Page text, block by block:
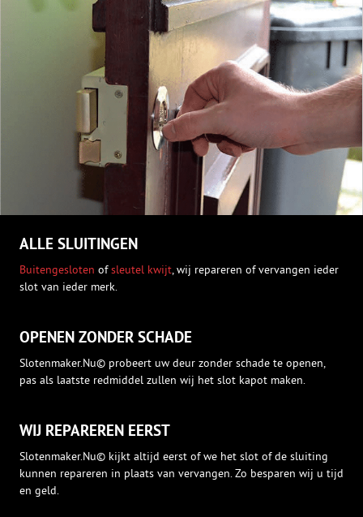
ALLE SLUITINGEN
Buitengesloten ofsleutel kwijt, wij repareren of vervangen ieder
slot van ieder merk.
OPENEN ZONDER SCHADE
Slotenmaker.Nu© probeert uw deur zonder schade te openen,
pas als laatste redmiddel zullen wij het slot kapot maken.
WIJ REPAREREN EERST
Slotenmaker.Nu© kijkt altijd eerst of we het slot of de sluiting
kunnen repareren in plaats van vervangen. Zo besparen wij u tijd
en geld.